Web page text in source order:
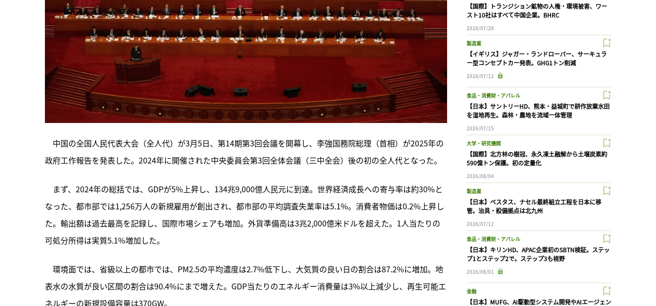
中国の全国人民代表大会（全人代）が3月5日、第14期第3回会議を開幕し、李強国務院総理（首相）が2025年の
政府工作報告を発表した。2024年に開催された中央委員会第3回全体会議（三中全会）後の初の全人代となった。
まず、2024年の総括では、GDPが5%上昇し、134兆9,000億人民元に到達。世界経済成長への寄与率は約30%と
なった、都市部では1,256万人の新規雇用が創出され、都市部の平均調査失業率は5.1%。消費者物価は0.2%上昇し
た。輸出額は過去最高を記録し、国際市場シェアも増加。外貨準備高は3兆2,000億米ドルを超えた。1人当たりの
可処分所得は実質5.1%増加した。
環境面では、省級以上の都市では、PM2.5の平均濃度は2.7%低下し、大気質の良い日の割合は87.2%に増加。地
表水の水質が良い区間の割合は90.4%にまで増えた。GDP当たりのエネルギー消費量は3%以上減少し、再生可能エ
ネルギーの新規設備容量は370GW。
【国際】トランジション鉱物の人権・環境被害、ワー
スト10社はすべて中国企業。BHRC
2026/07/28
製造業
【イギリス】ジャガー・ランドローバー、サーキュラ
ー型コンセプトカー発表。GHG1トン削減
2026/07/12
食品・消費財・アパレル
【日本】サントリーHD、熊本・益城町で耕作放棄水田
を湿地再生。森林・農地を流域一体管理
2026/07/15
大学・研究機関
【国際】北方林の樹冠、永久凍土融解から土壌炭素約
590億トン保護。初の定量化
2026/08/04
製造業
【日本】ベスタス、ナセル最終組立工程を日本に移
管。治具・設備拠点は北九州
2026/07/12
食品・消費財・アパレル
【日本】キリンHD、APAC企業初のSBTN検証。ステッ
プ1とステップ2で。ステップ3も視野
2026/08/01
金融
【日本】MUFG、AI駆動型システム開発やAIエージェン